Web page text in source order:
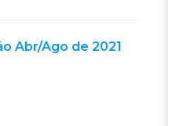
Abr/Ago de 2021